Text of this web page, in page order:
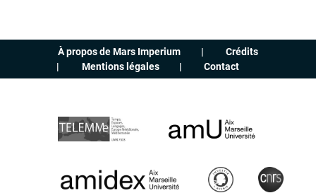
À propos de Mars Imperium
Crédits
Mentions légales
Contact